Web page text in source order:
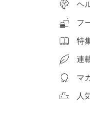
ヘ
フ
特
連
マ
人